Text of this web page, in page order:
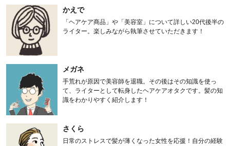
かえで
「ヘアケア商品」や「美容室」について詳しい20代後半の
ライター。楽しみながら執筆させていただきます！
メガネ
手荒れが原因で美容師を退職。その後はその知識を使っ
て、ライターとして転身したヘアケアオタクです。髪の知
識をわかりやすく紹介します！
さくら
日常のストレスで髪が薄くなった女性を応援！自分の経験